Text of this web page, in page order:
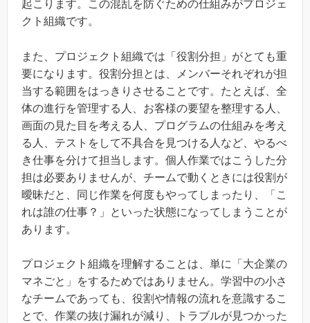
起こります。この混乱を防ぐための仕組みがプロジェ
クト組織です。
また、プロジェクト組織では「役割分担」がとても重
要になります。役割分担とは、メンバーそれぞれが担
当する範囲をはっきりさせることです。たとえば、全
体の進行を管理する人、お客様の要望を整理する人、
画面の見た目を考える人、プログラムの仕組みを考え
る人、テストをして不具合を見つける人など、やるべ
き仕事を分けて担当します。個人作業ではこうした分
担は必要ありませんが、チームで動くときには役割が
曖昧だと、同じ作業を何度もやってしまったり、「こ
れは誰の仕事？」といった状態になってしまうことが
あります。
プロジェクト組織を理解することは、単に「大企業の
マネごと」をするためではありません。学習中の小さ
なチームであっても、役割や情報の流れを意識するこ
とで、作業の抜け漏れが減り、トラブルが見つかった